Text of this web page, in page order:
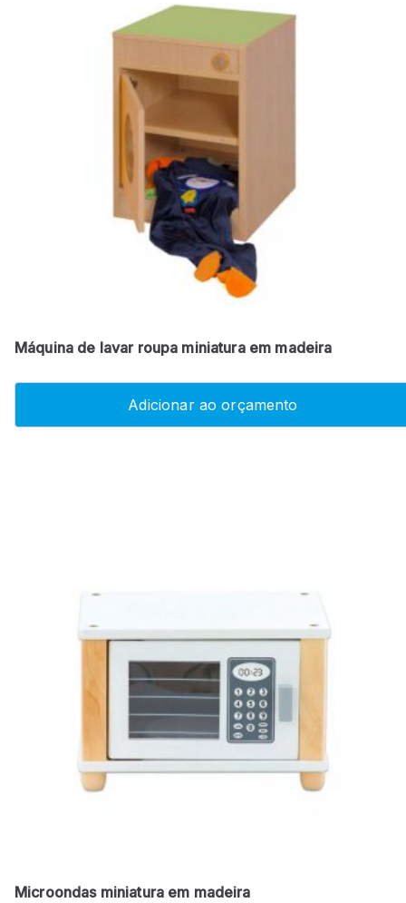
Máquina de lavar roupa miniatura em madeira
Adicionar ao orçamento
Microondas miniatura em madeira